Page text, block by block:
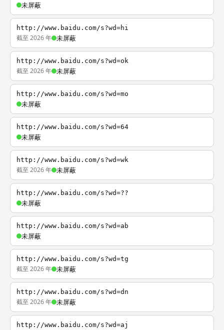
未屏蔽
http://www.baidu.com/s?wd=hi
截至 2026 年 未屏蔽
http://www.baidu.com/s?wd=ok
截至 2026 年 未屏蔽
http://www.baidu.com/s?wd=mo
未屏蔽
http://www.baidu.com/s?wd=64
未屏蔽
http://www.baidu.com/s?wd=wk
截至 2026 年 未屏蔽
http://www.baidu.com/s?wd=??
未屏蔽
http://www.baidu.com/s?wd=ab
未屏蔽
http://www.baidu.com/s?wd=tg
截至 2026 年 未屏蔽
http://www.baidu.com/s?wd=dn
截至 2026 年 未屏蔽
http://www.baidu.com/s?wd=aj